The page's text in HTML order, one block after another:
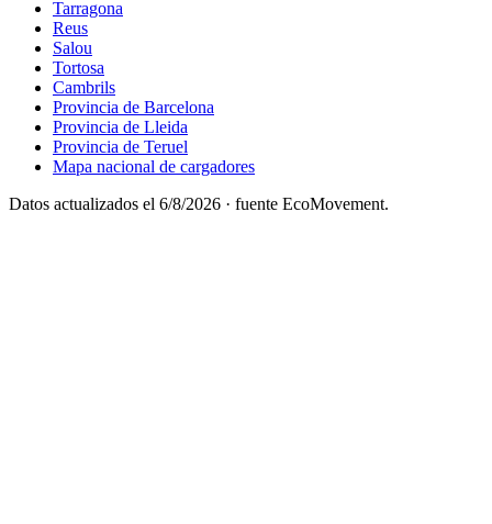
Tarragona
Reus
Salou
Tortosa
Cambrils
Provincia de Barcelona
Provincia de Lleida
Provincia de Teruel
Mapa nacional de cargadores
Datos actualizados el 6/8/2026 · fuente EcoMovement.